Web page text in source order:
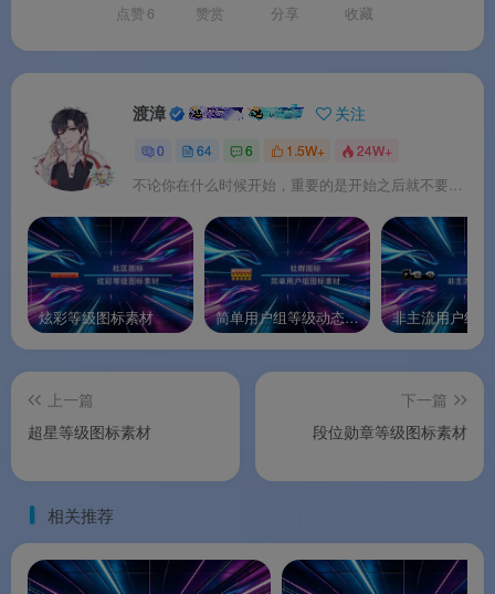
点赞 6 赞赏 分享 收藏
渡漳 关注
0 64 6 1.5W+ 24W+
不论你在什么时候开始，重要的是开始之后就不要停止。
炫彩等级图标素材 简单用户组等级动态图标素材
上一篇
超星等级图标素材
下一篇
段位勋章等级图标素材
相关推荐